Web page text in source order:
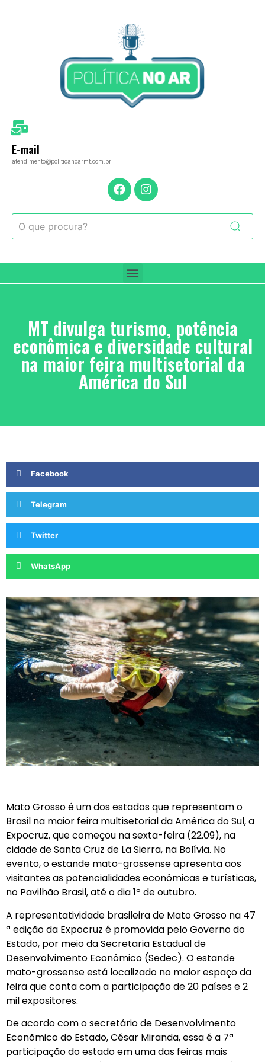
E-mail
atendimento@politicanoarmt.com.br
MT divulga turismo, potência
econômica e diversidade cultural
na maior feira multisetorial da
América do Sul
Facebook
Telegram
Twitter
WhatsApp
Mato Grosso é um dos estados que representam o
Brasil na maior feira multisetorial da América do Sul, a
Expocruz, que começou na sexta-feira (22.09), na
cidade de Santa Cruz de La Sierra, na Bolívia. No
evento, o estande mato-grossense apresenta aos
visitantes as potencialidades econômicas e turísticas,
no Pavilhão Brasil, até o dia 1º de outubro.
A representatividade brasileira de Mato Grosso na 47
ª edição da Expocruz é promovida pelo Governo do
Estado, por meio da Secretaria Estadual de
Desenvolvimento Econômico (Sedec). O estande
mato-grossense está localizado no maior espaço da
feira que conta com a participação de 20 países e 2
mil expositores.
De acordo com o secretário de Desenvolvimento
Econõmico do Estado, César Miranda, essa é a 7ª
participação do estado em uma das feiras mais